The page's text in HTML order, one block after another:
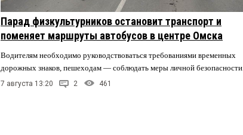
Парад физкультурников остановит транспорт и
поменяет маршруты автобусов в центре Омска
Водителям необходимо руководствоваться требованиями временных
дорожных знаков, пешеходам — соблюдать меры личной безопасности.
7 августа 13:20 2 461